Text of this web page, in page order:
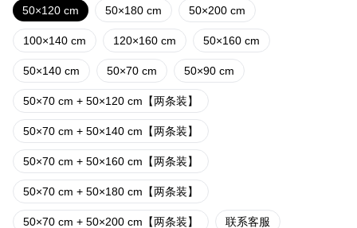
50×120 cm 50×180 cm 50×200 cm
100×140 cm 120×160 cm 50×160 cm
50×140 cm 50×70 cm 50×90 cm
50×70 cm + 50×120 cm【两条装】
50×70 cm + 50×140 cm【两条装】
50×70 cm + 50×160 cm【两条装】
50×70 cm + 50×180 cm【两条装】
50×70 cm + 50×200 cm【两条装】 联系客服